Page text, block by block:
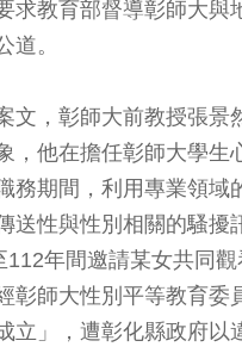
求教育部督導彰師大與
道。
文，彰師大前教授張景
，他在擔任彰師大學生
務期間，利用專業領域
送性與性別相關的騷擾
112年間邀請某女共同
彰師大性別平等教育委
立」，遭彰化縣政府以